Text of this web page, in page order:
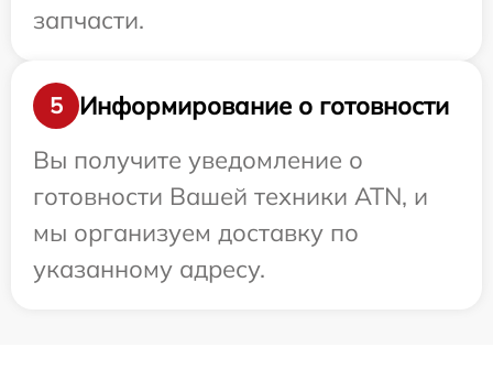
запчасти.
5
Информирование о готовности
Вы получите уведомление о
готовности Вашей техники ATN, и
мы организуем доставку по
указанному адресу.